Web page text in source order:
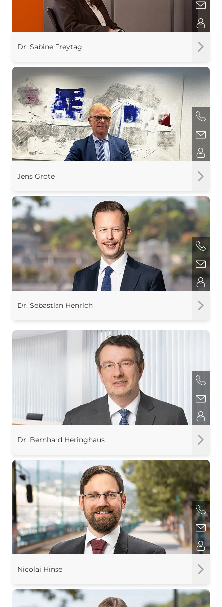
Dr. Sabine Freytag
Jens Grote
Dr. Sebastian Henrich
Dr. Bernhard Heringhaus
Nicolai Hinse